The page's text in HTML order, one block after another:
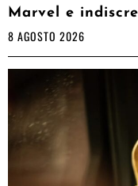
Marvel e
8 AGOSTO 2026